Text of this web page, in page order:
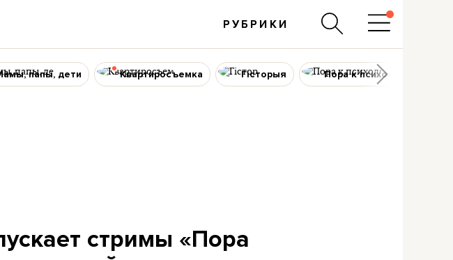
РУБРИКИ
папы, дети Квартиросъемка Гісторыя Пора к психологу
стримы «Пора